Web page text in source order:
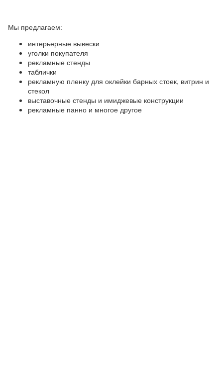
Мы предлагаем:
интерьерные вывески
уголки покупателя
рекламные стенды
таблички
рекламную пленку для оклейки барных стоек, витрин и
стекол
выставочные стенды и имиджевые конструкции
рекламные панно и многое другое